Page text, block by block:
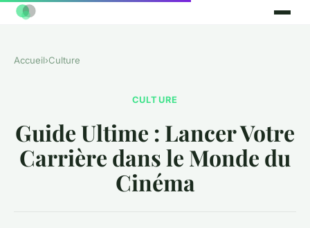
Accueil›Culture
CULTURE
Guide Ultime : Lancer Votre
Carrière dans le Monde du
Cinéma